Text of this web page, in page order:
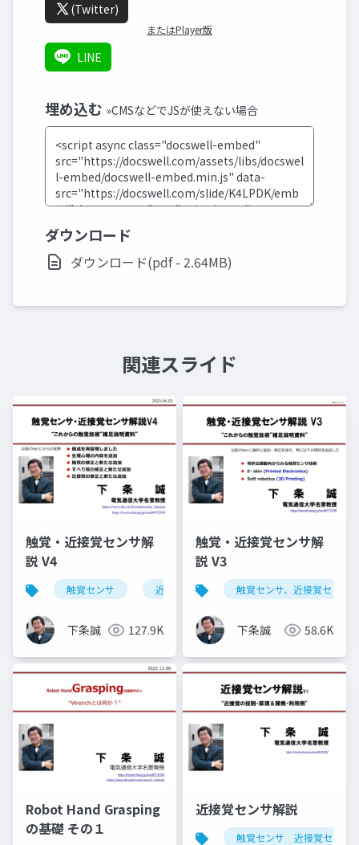
(Twitter)
またはPlayer版
LINE
埋め込む »CMSなどでJSが使えない場合
ダウンロード
ダウンロード(pdf - 2.64MB)
関連スライド
触覚・近接覚センサ解
説 V4
触覚センサ 近接覚センサ すべり覚センサ
下条誠 127.9K
触覚・近接覚センサ解
説 V3
触覚センサ、近接覚センサ
下条誠 58.6K
Robot Hand Grasping
の基礎 その１
近接覚センサ解説
触覚センサ 近接覚センサ